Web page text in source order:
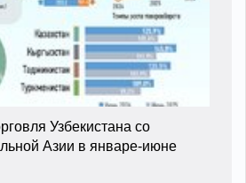
Узбекистана со
Азии в январе-июне